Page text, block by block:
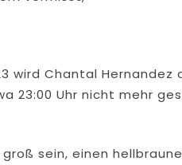
wird Chantal Hernandez
23:00 Uhr nicht mehr
sein, einen